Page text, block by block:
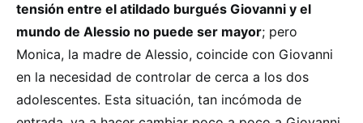
tensión entre el atildado burgués Giovanni y el
mundo de Alessio no puede ser mayor; pero
Monica, la madre de Alessio, coincide con Giovanni
en la necesidad de controlar de cerca a los dos
adolescentes. Esta situación, tan incómoda de